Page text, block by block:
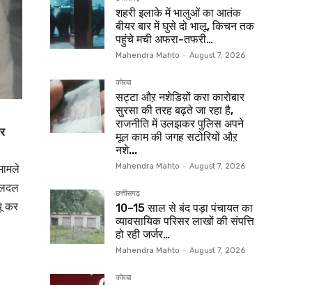
कर
शहरी इलाके में भालुओं का आतंक
बीयर बार में घुसे दो भालू, किचन तक
पहुंचे मची अफरा-तफरी…
Mahendra Mahto - August 7, 2026
कोरबा
सट्टा औऱ नशेडिय़ों करा कारोबार
सुरसा की तरह बढ़ते जा रहा है,
राजनीति में उलझकर पुलिस अपने
मूल काम की जगह सटोरियों औऱ
नशे...
Mahendra Mahto - August 7, 2026
छत्तीसगढ़
10–15 साल से बंद पड़ा पंचायत का
व्यावसायिक परिसर लाखों की संपत्ति
हो रही जर्जर…
Mahendra Mahto - August 7, 2026
कोरबा